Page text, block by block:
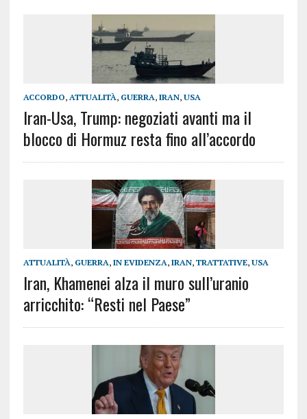
ACCORDO, ATTUALITÀ, GUERRA, IRAN, USA
Iran-Usa, Trump: negoziati avanti ma il
blocco di Hormuz resta fino all’accordo
ATTUALITÀ, GUERRA, IN EVIDENZA, IRAN, TRATTATIVE, USA
Iran, Khamenei alza il muro sull’uranio
arricchito: “Resti nel Paese”